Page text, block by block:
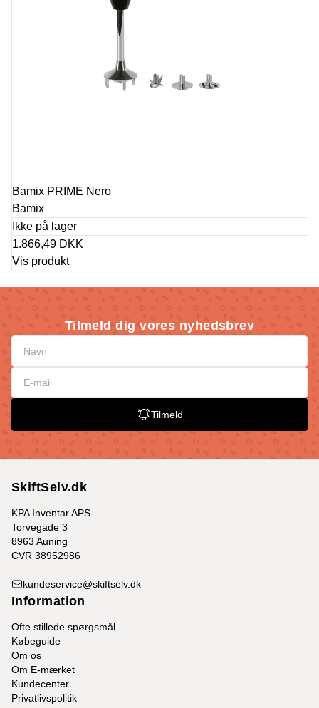
Bamix PRIME Nero
Bamix
Ikke på lager
1.866,49 DKK
Vis produkt
Tilmeld dig vores nyhedsbrev
Tilmeld
SkiftSelv.dk
KPA Inventar APS
Torvegade 3
8963 Auning
CVR 38952986
kundeservice@skiftselv.dk
Information
Ofte stillede spørgsmål
Købeguide
Om os
Om E-mærket
Kundecenter
Privatlivspolitik